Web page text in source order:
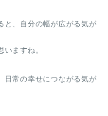
と、自分の幅が広がる気が
ますね。
日常の幸せにつながる気が